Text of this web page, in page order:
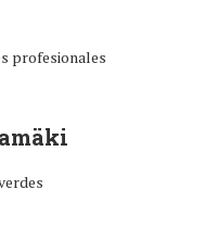
profesionales